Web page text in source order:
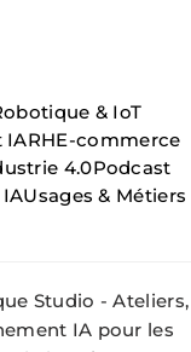
& IoT
IARHE-commerce
4.0Podcast
Usages & Métiers
Studio - Ateliers,
IA pour les